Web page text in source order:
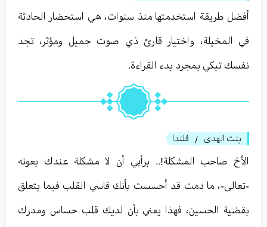
أفضل طريقة استخدمتها منذ سنوات، هي استحضار الحادثة
في المخيلة، واختيار قارئ ذي صوت جميل ومؤثر، تجد
نفسك تبكي بمجرد بدء القراءة.
بنت الهدى / فلندا
الأخ صاحب المشكلة!.. برأيي أن لا مشكلة عندك بعونه
-تعالى-، ما دمت قد أحسست بأنك قاسي القلب فيما يتعلق
بقضية الحسين، فهذا يعني بأن لديك قلب حساس ومدرك